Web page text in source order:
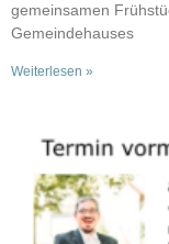
gemeinsamen
Gemeindehauses
Weiterlesen »